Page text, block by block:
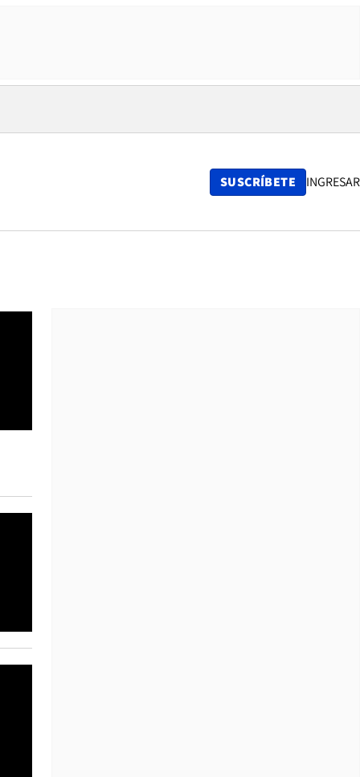
SUSCRÍBETE INGRESAR